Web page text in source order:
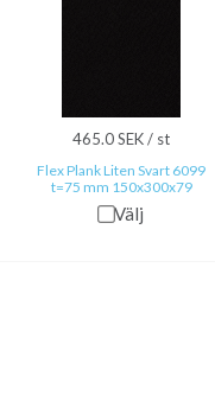
465.0 SEK / st
Flex Plank Liten Svart 6099
t=75 mm 150x300x79
Välj